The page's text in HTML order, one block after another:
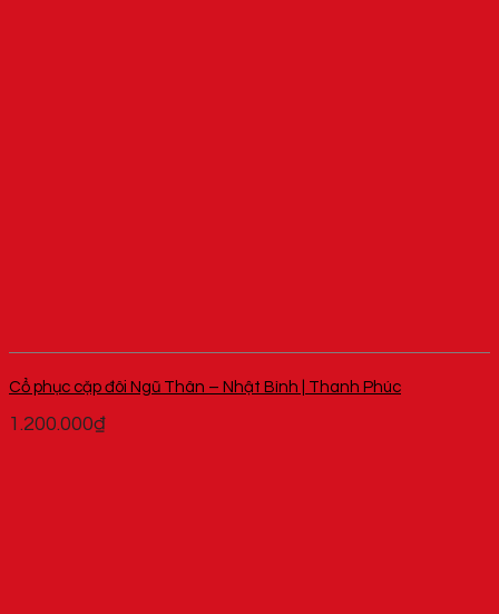
Cổ phục cặp đôi Ngũ Thân – Nhật Bình | Thanh Phúc
1.200.000₫